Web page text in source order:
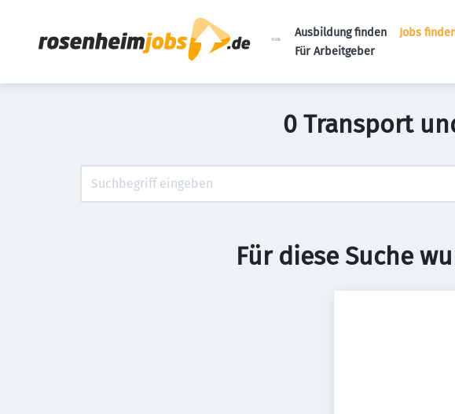
Ausbildung finden Jobs
Für Arbeitgeber
0 Transport
Für diese Suche